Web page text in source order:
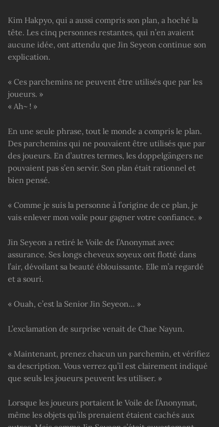
Kim Hakpyo, qui a aussi compris son plan, a hoché la
tête. Les cinq personnes restantes, qui n’en avaient
aucune idée, ont attendu que Jin Seyeon continue son
explication.
« Ces parchemins ne peuvent être utilisés que par les
joueurs. »
« Ah~ ! »
En une seule phrase, tout le monde a compris le plan.
Des parchemins qui ne pouvaient être utilisés que par
des joueurs. En d’autres termes, les doppelgängers ne
pouvaient pas s’en servir. Son plan était rationnel et
bien pensé.
« Comme je suis la personne à l’origine de ce plan, je
vais enlever mon voile pour gagner votre confiance. »
Jin Seyeon a retiré le Voile de l’Anonymat avec
assurance. Ses longs cheveux soyeux ont flotté dans
l’air, dévoilant sa beauté éblouissante. Elle m’a regardé
et a souri.
« Ouah, c’est la Senior Jin Seyeon… »
L’exclamation de surprise venait de Chae Nayun.
« Maintenant, prenez chacun un parchemin, et vérifiez
sa description. Vous verrez qu’il est clairement indiqué
que seuls les joueurs peuvent les utiliser. »
Lorsque les joueurs portaient le Voile de l’Anonymat,
même les objets qu’ils prenaient étaient cachés aux